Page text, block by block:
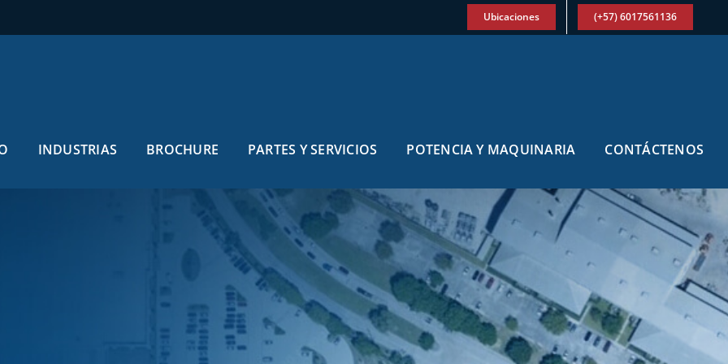
Ubicaciones (+57) 6017561136
INDUSTRIAS BROCHURE PARTES Y SERVICIOS POTENCIA Y MAQUINARIA CONTÁCTENOS